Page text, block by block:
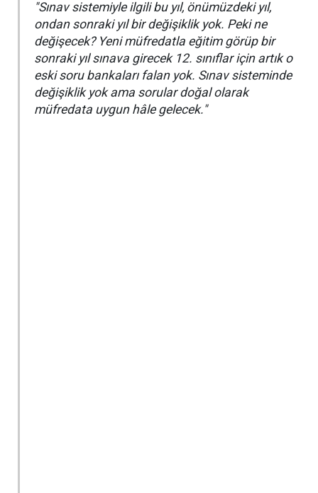
"Sınav sistemiyle ilgili bu yıl, önümüzdeki yıl,
ondan sonraki yıl bir değişiklik yok. Peki ne
değişecek? Yeni müfredatla eğitim görüp bir
sonraki yıl sınava girecek 12. sınıflar için artık o
eski soru bankaları falan yok. Sınav sisteminde
değişiklik yok ama sorular doğal olarak
müfredata uygun hâle gelecek."